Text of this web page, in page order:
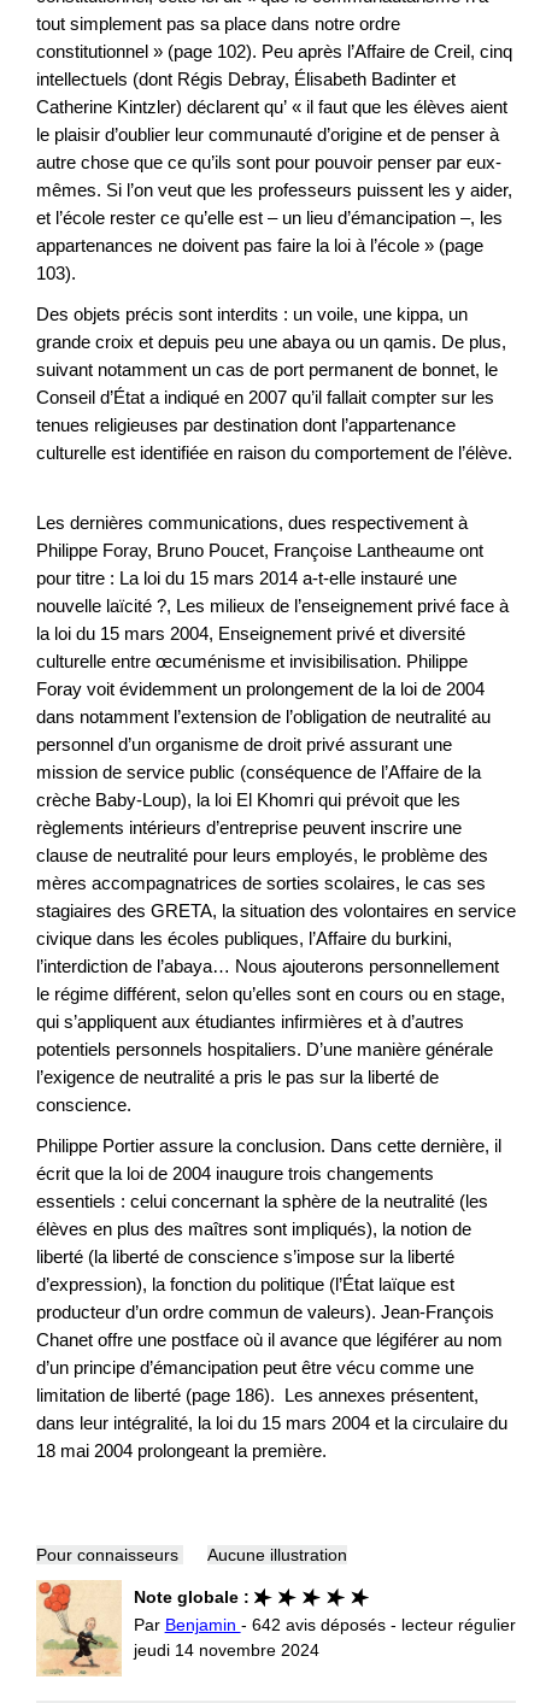
tout simplement pas sa place dans notre ordre
constitutionnel » (page 102). Peu après l’Affaire de Creil, cinq
intellectuels (dont Régis Debray, Élisabeth Badinter et
Catherine Kintzler) déclarent qu’ « il faut que les élèves aient
le plaisir d’oublier leur communauté d’origine et de penser à
autre chose que ce qu’ils sont pour pouvoir penser par eux-
mêmes. Si l’on veut que les professeurs puissent les y aider,
et l’école rester ce qu’elle est – un lieu d’émancipation –, les
appartenances ne doivent pas faire la loi à l’école » (page
103).
Des objets précis sont interdits : un voile, une kippa, un
grande croix et depuis peu une abaya ou un qamis. De plus,
suivant notamment un cas de port permanent de bonnet, le
Conseil d’État a indiqué en 2007 qu’il fallait compter sur les
tenues religieuses par destination dont l’appartenance
culturelle est identifiée en raison du comportement de l’élève.
Les dernières communications, dues respectivement à
Philippe Foray, Bruno Poucet, Françoise Lantheaume ont
pour titre : La loi du 15 mars 2014 a-t-elle instauré une
nouvelle laïcité ?, Les milieux de l’enseignement privé face à
la loi du 15 mars 2004, Enseignement privé et diversité
culturelle entre œcuménisme et invisibilisation. Philippe
Foray voit évidemment un prolongement de la loi de 2004
dans notamment l’extension de l’obligation de neutralité au
personnel d’un organisme de droit privé assurant une
mission de service public (conséquence de l’Affaire de la
crèche Baby-Loup), la loi El Khomri qui prévoit que les
règlements intérieurs d’entreprise peuvent inscrire une
clause de neutralité pour leurs employés, le problème des
mères accompagnatrices de sorties scolaires, le cas ses
stagiaires des GRETA, la situation des volontaires en service
civique dans les écoles publiques, l’Affaire du burkini,
l’interdiction de l’abaya… Nous ajouterons personnellement
le régime différent, selon qu’elles sont en cours ou en stage,
qui s’appliquent aux étudiantes infirmières et à d’autres
potentiels personnels hospitaliers. D’une manière générale
l’exigence de neutralité a pris le pas sur la liberté de
conscience.
Philippe Portier assure la conclusion. Dans cette dernière, il
écrit que la loi de 2004 inaugure trois changements
essentiels : celui concernant la sphère de la neutralité (les
élèves en plus des maîtres sont impliqués), la notion de
liberté (la liberté de conscience s’impose sur la liberté
d’expression), la fonction du politique (l’État laïque est
producteur d’un ordre commun de valeurs). Jean-François
Chanet offre une postface où il avance que légiférer au nom
d’un principe d’émancipation peut être vécu comme une
limitation de liberté (page 186). Les annexes présentent,
dans leur intégralité, la loi du 15 mars 2004 et la circulaire du
18 mai 2004 prolongeant la première.
Pour connaisseurs Aucune illustration
Note globale :
Par Benjamin - 642 avis déposés - lecteur régulier
jeudi 14 novembre 2024